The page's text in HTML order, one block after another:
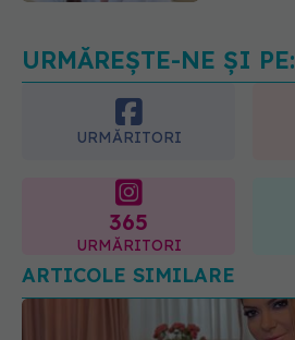
URMĂREȘTE-NE ȘI PE:
URMĂRITORI
365
URMĂRITORI
ARTICOLE SIMILARE